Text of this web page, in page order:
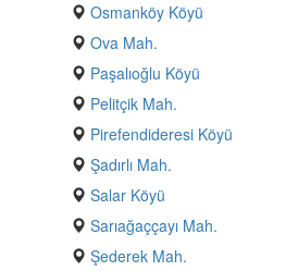
Osmanköy Köyü
Ova Mah.
Paşalıoğlu Köyü
Pelitçik Mah.
Pirefendideresi Köyü
Şadırlı Mah.
Salar Köyü
Sarıağaççayı Mah.
Şederek Mah.